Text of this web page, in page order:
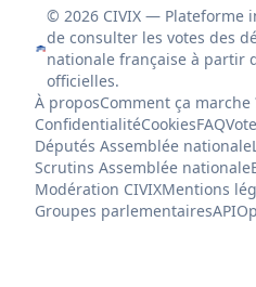
© 2026 CIVIX — Plateforme
de consulter les votes des
nationale française à partir
officielles.
À proposComment ça marche
ConfidentialitéCookiesFAQ
Députés Assemblée nationale
Scrutins Assemblée nationale
Modération CIVIXMentions
Groupes parlementairesAPI